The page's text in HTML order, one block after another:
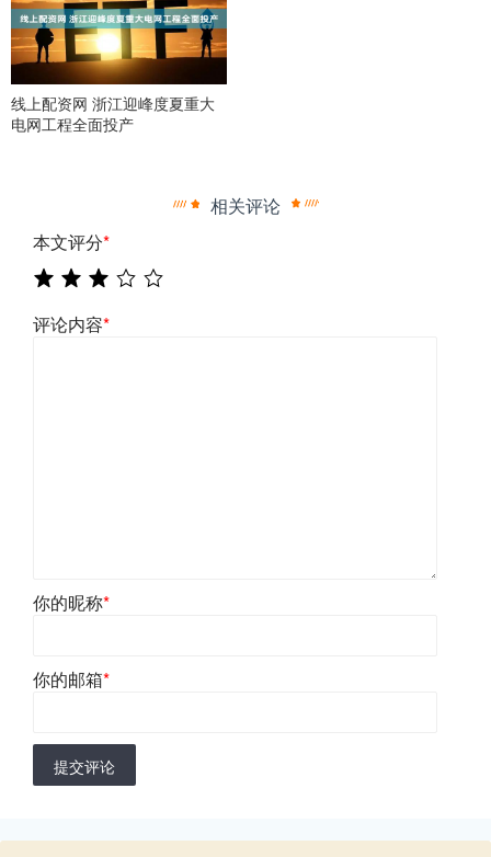
线上配资网 浙江迎峰度夏重大
电网工程全面投产
相关评论
本文评分*
评论内容*
你的昵称*
你的邮箱*
提交评论